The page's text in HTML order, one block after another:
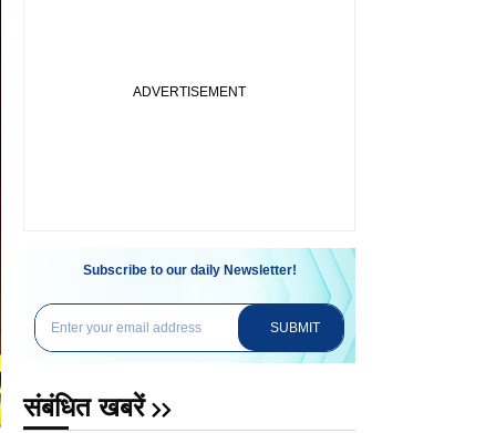
Subscribe to our daily Newsletter!
SUBMIT
संबंधित खबरें